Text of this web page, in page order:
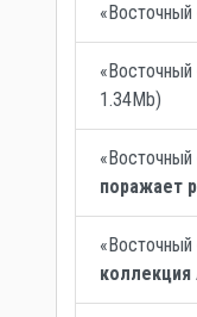
1.34Mb)
поражает
коллекция